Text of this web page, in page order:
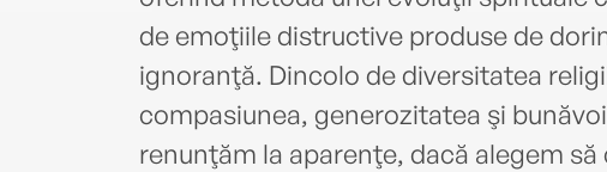
de emoţiile distructive produse de
ignoranţă. Dincolo de diversitatea
compasiunea, generozitatea şi
renunţăm la aparenţe, dacă alegem